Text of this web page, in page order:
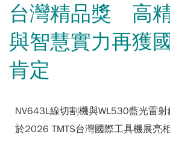
台灣精品獎 高
與智慧實力再獲
肯定
NV643L線切割機與WL530藍光雷
於2026 TMTS台灣國際工具機展亮